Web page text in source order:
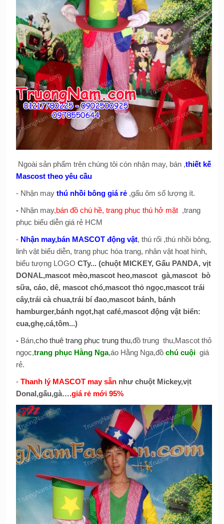
Ngoài sản phẩm trên chúng tôi còn nhận may, bán ,thiết kế
Mascost theo yêu cầu
- Nhận may thú nhồi bông giá rẻ,gấu ôm số lượng ít.
- Nhận may,bán đồ chú hề, trang phục thú hở mặt ,trang
phục biểu diễn giá rẻ HCM
- Nhận may,bán MASCOT động vật, thú rối ,thú nhồi bông,
linh vật biểu diễn, trang phục hóa trang, nhân vật hoạt hình,
biểu tượng LOGO CTy... (chuột MICKEY, Gấu PANDA, vịt
DONAL,mascot mèo,mascot heo,mascot gà,mascot bò
sữa, cáo, dê, mascot chó,mascot thỏ ngọc,mascot trái
cây,trái cà chua,trái bí đao,mascot bánh, bánh
hamburger,bánh ngọt,hạt café,mascot động vật biển:
cua,ghẹ,cá,tôm...)
- Bán,cho thuê trang phục trung thu,đồ trung thu,Mascot thỏ
ngọc,trang phục Hằng Nga,áo Hằng Nga,đồ chú cuộigiá
rẻ.
- Thanh lý MASCOT may sẵnnhư chuột Mickey,vịt
Donal,gấu,gà….giá rẻ mới 95%